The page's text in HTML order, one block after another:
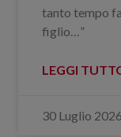
tanto tempo
figlio…”
LEGGI
30 Luglio 2026